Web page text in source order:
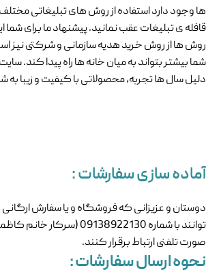
ها وجود دارد استفاده از روش های تبلیغاتی
قافله ی تبلیغات عقب نمانید. پیشنهاد ما برای
روش ها از روش خرید هدیه سازمانی و شرکتی نیز
شما بیشتر بتواند به میان خانه ها راه پیدا کند.
دلیل سال ها تجربه، محصولاتی با کیفیت و زیبا به
آماده سازی سفارشات :
دوستان و عزیزانی که فروشگاه و یا سفارش ارگانی و
توانند با شماره 09138922130
صورت تلفنی ارتباط برقرار کنند.
نحوه ارسال سفارشات :